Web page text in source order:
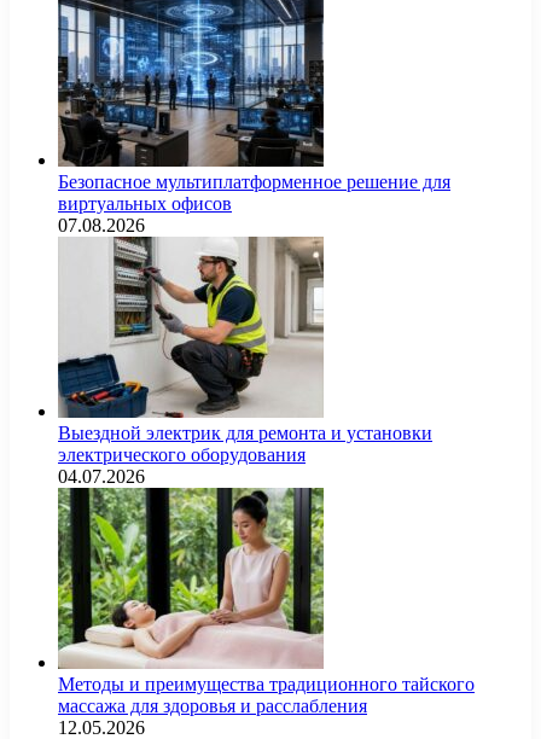
Безопасное мультиплатформенное решение для
виртуальных офисов
07.08.2026
Выездной электрик для ремонта и установки
электрического оборудования
04.07.2026
Методы и преимущества традиционного тайского
массажа для здоровья и расслабления
12.05.2026